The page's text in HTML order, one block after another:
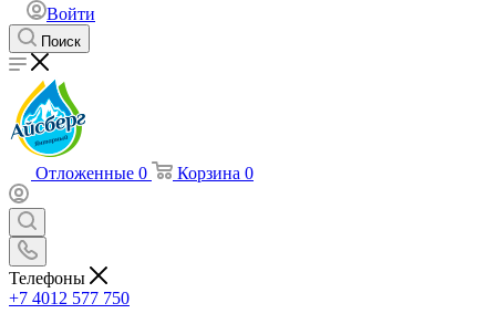
Войти
Поиск
Отложенные 0 Корзина 0
Телефоны
+7 4012 577 750